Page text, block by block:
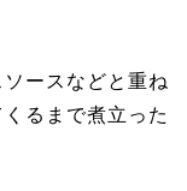
ースなどと重ね
るまで煮立った